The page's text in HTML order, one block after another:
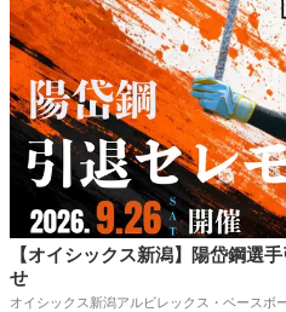
【オイシックス新潟】陽岱鋼選
せ
オイシックス新潟アルビレックス・ベースボ